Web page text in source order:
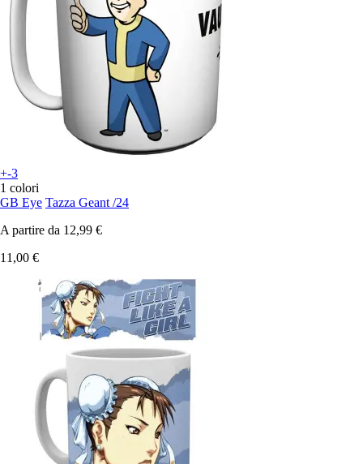
+-3
1 colori
GB Eye Tazza Geant /24
A partire da 12,99 €
11,00 €